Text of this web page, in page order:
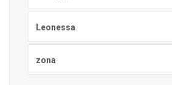
Leonessa
zona